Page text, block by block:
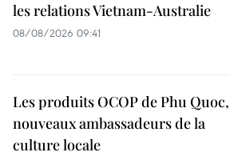
les relations Vietnam-Australie
08/08/2026 09:41
Les produits OCOP de Phu Quoc,
nouveaux ambassadeurs de la
culture locale